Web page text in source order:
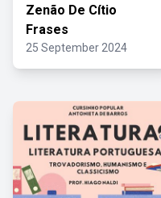
Zenão De Cítio
Frases
25 September 2024